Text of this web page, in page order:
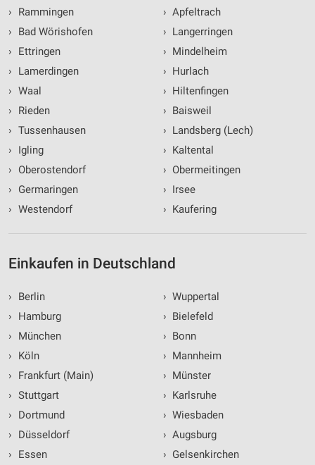
›
Rammingen
›
Bad Wörishofen
›
Ettringen
›
Lamerdingen
› Waal
›
Rieden
› Tussenhausen
›
Igling
›
Oberostendorf
›
Germaringen
› Westendorf
› Apfeltrach
› Langerringen
› Mindelheim
› Hurlach
› Hiltenfingen
› Baisweil
› Landsberg (Lech)
› Kaltental
› Obermeitingen
› Irsee
› Kaufering
Einkaufen in Deutschland
›
Berlin
›
Hamburg
›
München
›
Köln
›
Frankfurt (Main)
› Stuttgart
›
Dortmund
›
Düsseldorf
›
Essen
› Wuppertal
› Bielefeld
› Bonn
› Mannheim
› Münster
› Karlsruhe
› Wiesbaden
› Augsburg
› Gelsenkirchen